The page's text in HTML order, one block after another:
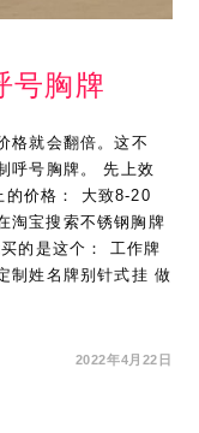
号胸牌
格就会翻倍。这不
呼号胸牌。 先上效
的价格： 大致8-20
淘宝搜索不锈钢胸牌
的是这个： 工作牌
制姓名牌别针式挂 做
2022年4月22日